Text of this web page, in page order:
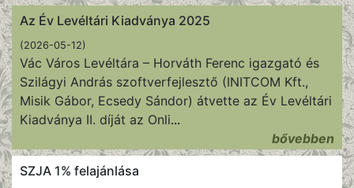
Az Év Levéltári Kiadványa 2025
(2026-05-12)
Vác Város Levéltára – Horváth Ferenc igazgató és
Szilágyi András szoftverfejlesztő (INITCOM Kft.,
Misik Gábor, Ecsedy Sándor) átvette az Év Levéltári
Kiadványa II. díját az Onli...
bővebben
SZJA 1% felajánlása